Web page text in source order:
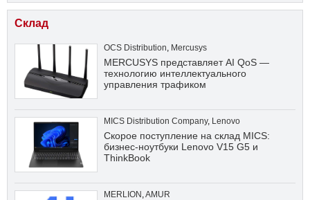
Склад
OCS Distribution, Mercusys
MERCUSYS представляет AI QoS —
технологию интеллектуального
управления трафиком
MICS Distribution Company, Lenovo
Скорое поступление на склад MICS:
бизнес-ноутбуки Lenovo V15 G5 и
ThinkBook
MERLION ,AMUR